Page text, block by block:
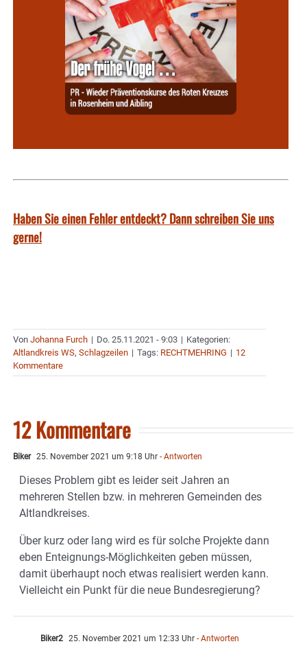
Haben Sie einen Fehler entdeckt? Dann schreiben Sie uns
gerne!
Von Johanna Furch | Do. 25.11.2021 - 9:03 | Kategorien:
Altlandkreis WS, Schlagzeilen | Tags: RECHTMEHRING | 12
Kommentare
12 Kommentare
Biker 25. November 2021 um 9:18 Uhr - Antworten
Dieses Problem gibt es leider seit Jahren an
mehreren Stellen bzw. in mehreren Gemeinden des
Altlandkreises.
Über kurz oder lang wird es für solche Projekte dann
eben Enteignungs-Möglichkeiten geben müssen,
damit überhaupt noch etwas realisiert werden kann.
Vielleicht ein Punkt für die neue Bundesregierung?
Biker2 25. November 2021 um 12:33 Uhr - Antworten